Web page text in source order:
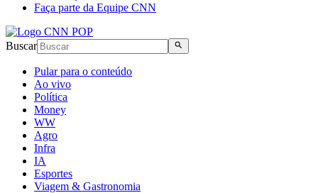
Faça parte da Equipe CNN
Buscar
Pular para o conteúdo
Ao vivo
Política
Money
WW
Agro
Infra
IA
Esportes
Viagem & Gastronomia